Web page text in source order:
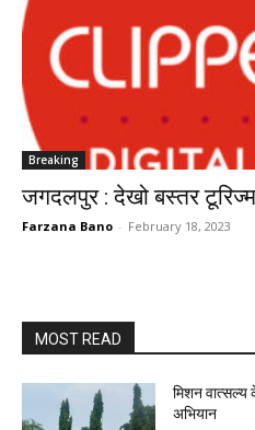
Breaking
जगदलपुर : देखो बस्तर
Farzana Bano - February 18, 2023
MOST READ
मिशन
अभियान